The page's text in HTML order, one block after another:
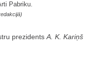
Pabriku.
prezidents A. K. Kariņš